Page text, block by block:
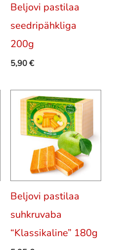
Beljovi pastilaa
seedripähkliga
200g
5,90€
Beljovi pastilaa
suhkruvaba
“Klassikaline” 180g